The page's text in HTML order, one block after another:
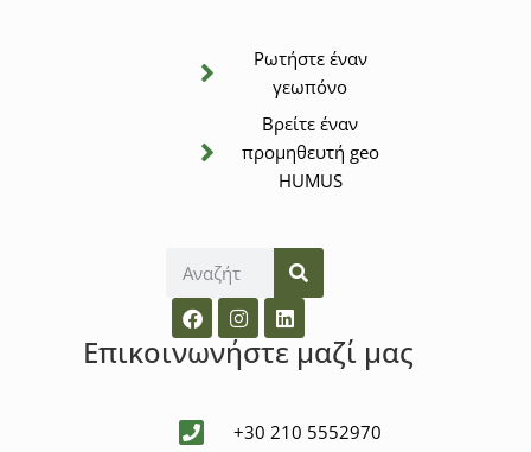
Ρωτήστε έναν
γεωπόνο
Βρείτε έναν
προμηθευτή geo
HUMUS
Επικοινωνήστε μαζί μας
+30 210 5552970